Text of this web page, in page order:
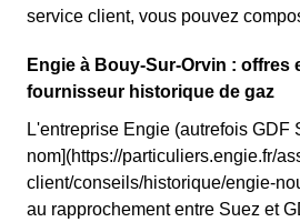
service client, vous pouvez
Engie à Bouy-Sur-Orvin : offres
fournisseur historique de gaz
L'entreprise Engie (autrefois GDF
nom](https://particuliers.engie.fr/
client/conseils/historique/engie-
au rapprochement entre Suez et